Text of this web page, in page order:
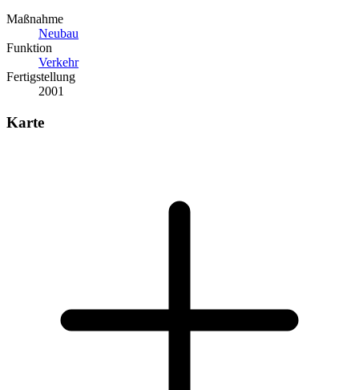
Maßnahme
Neubau
Funktion
Verkehr
Fertigstellung
2001
Karte